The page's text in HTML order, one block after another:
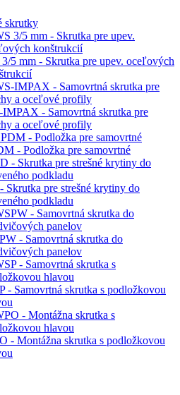
skrutky
5 mm - Skrutka pre upev. oceľových
IMPAX - Samovrtná skrutka pre
a oceľové profily
- Podložka pre samovrtné
Skrutka pre strešné krytiny do
podkladu
- Samovrtná skrutka do
panelov
- Samovrtná skrutka s podložkovou
- Montážna skrutka s podložkovou